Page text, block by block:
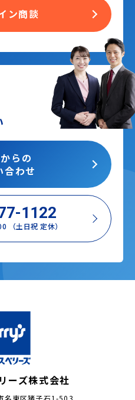
ン商談
1122
（土日祝 定休）
らの
合わせ
ーズ株式会社
名東区猪子石1-503